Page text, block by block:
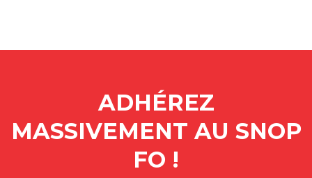
ADHÉREZ
MASSIVEMENT AU SNOP
FO !